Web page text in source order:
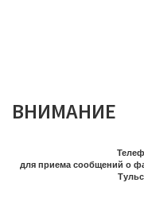
ВНИМАНИЕ
для приема сообщений о